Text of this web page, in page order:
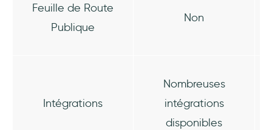
Feuille de Route
Publique
Non
Intégrations
Nombreuses
intégrations
disponibles